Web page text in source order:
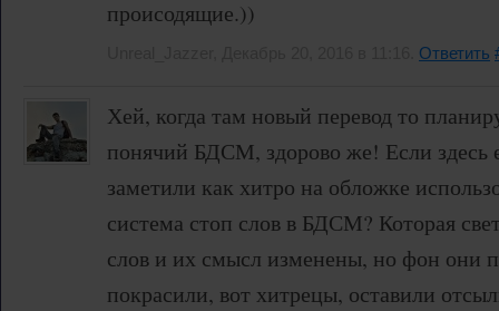
происодящие.))
Ответить
Хей, когда там новый перевод то
понячий БДСМ, здорово же! Если здесь
заметили как хитро на обложке
система стоп слов в БДСМ? Которая
слов и их смысл изменены, но фон они
покрасили, вот хитрецы, оставили